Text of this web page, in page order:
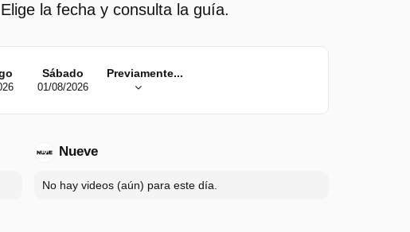
la fecha y consulta la guía.
Sábado
01/08/2026
Previamente...
Nueve
No hay videos (aún) para este día.